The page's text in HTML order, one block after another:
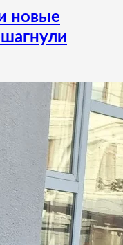
новые